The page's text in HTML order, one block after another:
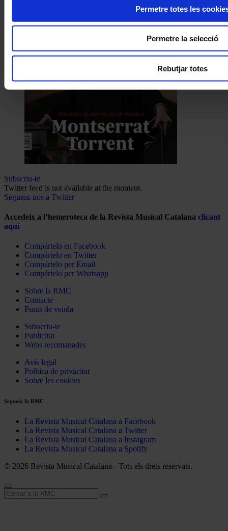
Permetre totes les
Permetre la selecció
Rebutjar totes
Subscriu-te
Twitter feed is not available at the moment.
Segueix-nos a Twitter
Accedeix a l’hemeroteca de la Revista Musical Catalana clicant
aquí
Compártelo en Facebook
Compártelo en Twitter
Compártelo per Email
Compártelo per Whatsapp
Sobre la RMC
Contacte
Punts de venda
Subscriu-te
Publicitat
Webs recomanades
Avís legal
Política de privacitat
Sobre les cookies
Segueix la RMC
La Revista Musical Catalana a Facebook
La Revista Musical Catalana a Twitter
La Revista Musical Catalana a Instagram
La Revista Musical Catalana a Spotify
© 2026 Revista Musical Catalana - Tots els drets reservats.
Cerca